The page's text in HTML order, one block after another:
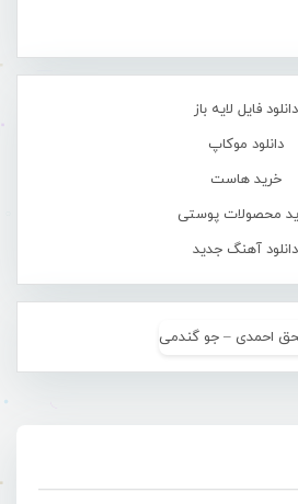
دانلود فایل لایه باز
دانلود موکاپ
خرید هاست
محصولات پوستی
دانلود آهنگ جدید